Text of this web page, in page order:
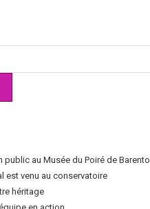
public au Musée du Poiré de
est venu au conservatoire
héritage